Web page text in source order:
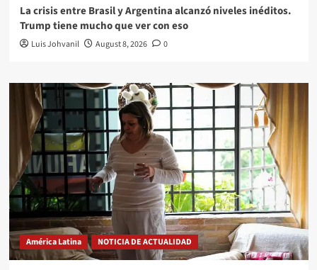
La crisis entre Brasil y Argentina alcanzó niveles inéditos.
Trump tiene mucho que ver con eso
Luis Johvanil August 8, 2026 0
América Latina NOTICIA DE ACTUALIDAD